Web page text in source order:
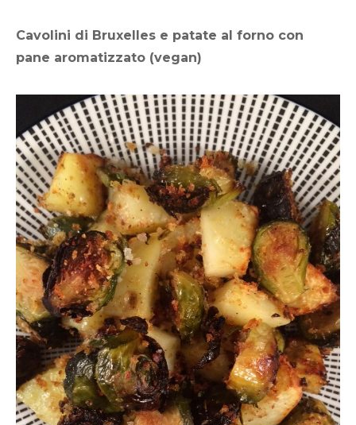
Cavolini di Bruxelles e patate al forno con
pane aromatizzato (vegan)